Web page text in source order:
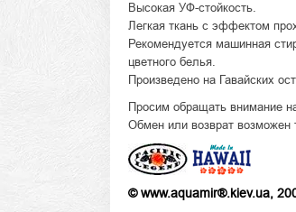
Высокая УФ-стойкость.
Легкая ткань с эффектом
Рекомендуется машинная
цветного белья.
Произведено на Гавайских
Просим обращать внимание
Обмен или возврат возможен
© www.aquamir®.kiev.ua,